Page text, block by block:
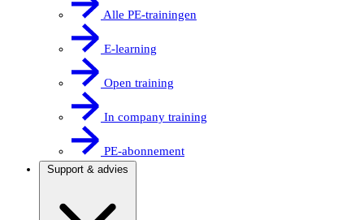
Alle PE-trainingen
E-learning
Open training
In company training
PE-abonnement
Support & advies